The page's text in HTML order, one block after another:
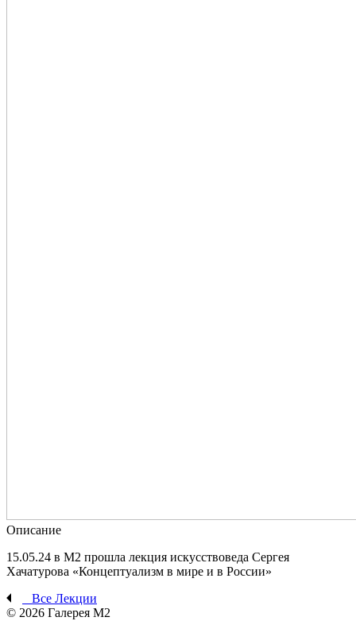
Описание
15.05.24 в М2 прошла лекция искусствоведа Сергея
Хачатурова «Концептуализм в мире и в России»
Все Лекции
© 2026 Галерея М2